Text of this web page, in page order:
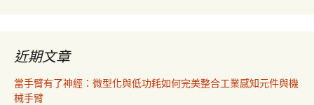
近期文章
當手臂有了神經：微型化與低功耗如何完美整合工業感知元件與機
械手臂